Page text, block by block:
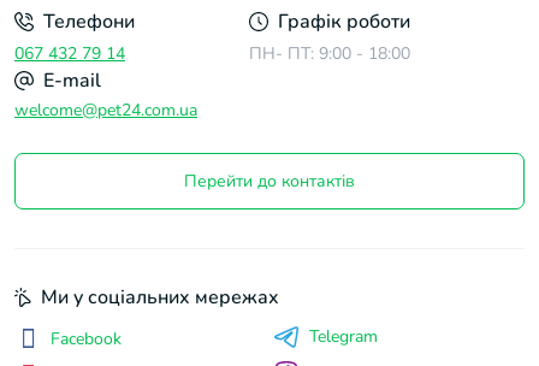
Телефони
067 432 79 14
Графік роботи
ПН- ПТ: 9:00 - 18:00
E-mail
welcome@pet24.com.ua
Перейти до контактів
Ми у соціальних мережах
Facebook
Telegram